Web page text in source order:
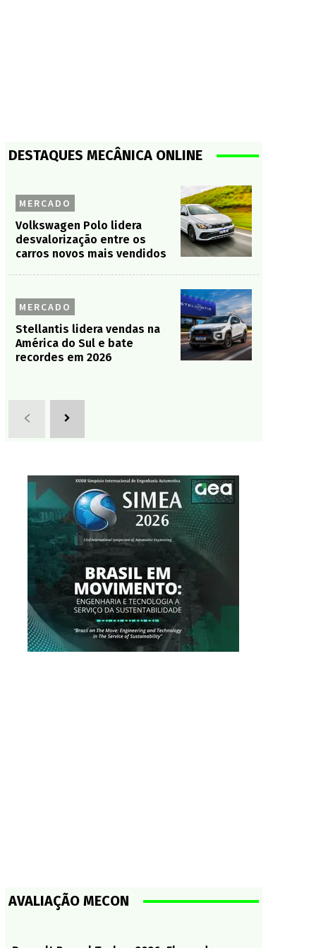
DESTAQUES MECÂNICA ONLINE
MERCADO
Volkswagen Polo lidera
desvalorização entre os
carros novos mais vendidos
MERCADO
Stellantis lidera vendas na
América do Sul e bate
recordes em 2026
AVALIAÇÃO MECON